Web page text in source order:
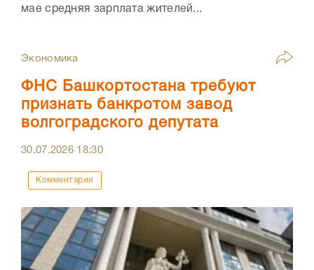
мае средняя зарплата жителей...
Экономика
ФНС Башкортостана требуют
признать банкротом завод
волгоградского депутата
30.07.2026 18:30
Комментарии